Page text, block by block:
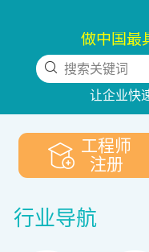
做中国最
搜索关键词
让企业快
工程师
注册
行业导航